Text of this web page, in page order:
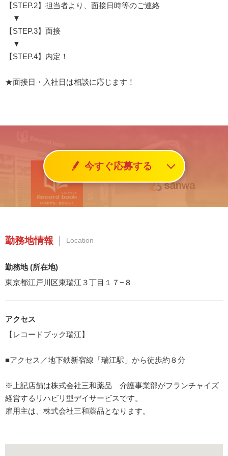
【STEP.2】担当者より、面接日時等のご連絡
▼
【STEP.3】面接
▼
【STEP.4】内定！
★面接日・入社日は相談に応じます！
今すぐ応募する
勤務地情報 Location
勤務地 (所在地)
東京都江戸川区東瑞江３丁目１７−８
アクセス
【レコードブック瑞江】
■アクセス／地下鉄新宿線「瑞江駅」から徒歩約８分
※上記店舗は株式会社三和薬品 介護事業部がフランチャイズ
経営するリハビリ型デイサービスです。
雇用主は、株式会社三和薬品となります。